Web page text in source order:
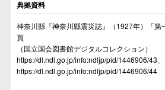
典拠資料
神奈川縣『神奈川縣震災誌』（1927年）「第
頁
（国立国会図書館デジタルコレクション）
https://dl.ndl.go.jp/info:ndljp/pid/1446906/43
https://dl.ndl.go.jp/info:ndljp/pid/1446906/44